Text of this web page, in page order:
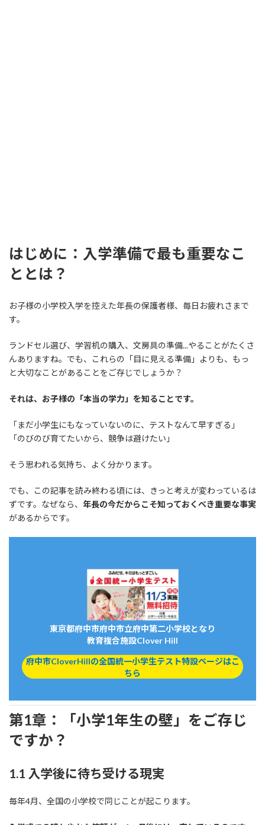
はじめに：入学準備で最も重要なこ
ととは？
お子様の小学校入学を控えた年長の保護者様、毎日お疲れさまで
す。
ランドセル選び、学習机の購入、文房具の準備...やることがたくさ
んありますね。でも、これらの「目に見える準備」よりも、もっ
と大切なことがあることをご存じでしょうか？
それは、お子様の「本当の学力」を知ることです。
「まだ小学生にもなっていないのに、テストなんて早すぎる」
「のびのび育てたいから、競争は避けたい」
そう思われる気持ち、よく分かります。
でも、この記事を読み終わる頃には、きっと考えが変わっているは
ずです。なぜなら、 年長の今だからこそ知っておくべき重要な事実
があるからです。
東京都府中市府中市立府中第二小学校となり
教育複合施設Clover Hill
府中市CloverHillの全国統一小学生テスト特設ページはこ
ちら
第1章：「小学1年生の壁」をご存じ
ですか？
1.1 入学後に待ち受ける現実
毎年4月、全国の小学校で同じことが起こります。